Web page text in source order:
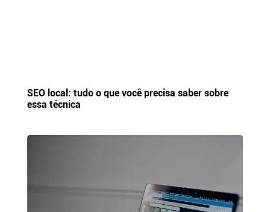
SEO local: tudo o que você precisa saber sobre
essa técnica